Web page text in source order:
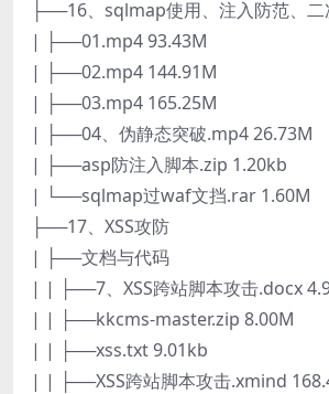
├──16、sqlmap使用、注入防范、
| ├──01.mp4 93.43M
| ├──02.mp4 144.91M
| ├──03.mp4 165.25M
| ├──04、伪静态突破.mp4 26.73M
| ├──asp防注入脚本.zip 1.20kb
| └──sqlmap过waf文挡.rar 1.60M
├──17、XSS攻防
| ├──文档与代码
| | ├──7、XSS跨站脚本攻击.docx
| | ├──kkcms-master.zip 8.00M
| | ├──xss.txt 9.01kb
| | ├──XSS跨站脚本攻击.xmind